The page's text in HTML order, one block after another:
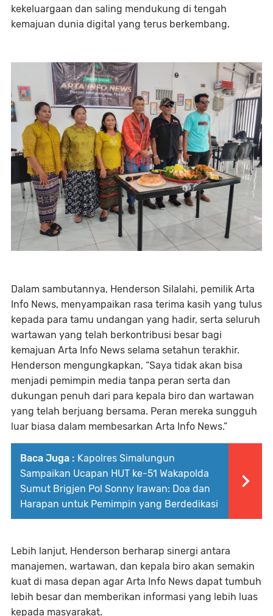
kekeluargaan dan saling mendukung di tengah
kemajuan dunia digital yang terus berkembang.
Dalam sambutannya, Henderson Silalahi, pemilik Arta
Info News, menyampaikan rasa terima kasih yang tulus
kepada para tamu undangan yang hadir, serta seluruh
wartawan yang telah berkontribusi besar bagi
kemajuan Arta Info News selama setahun terakhir.
Henderson mengungkapkan, “Saya tidak akan bisa
menjadi pemimpin media tanpa peran serta dan
dukungan penuh dari para kepala biro dan wartawan
yang telah berjuang bersama. Peran mereka sungguh
luar biasa dalam membesarkan Arta Info News.”
Baca Juga : Kapolres Simalungun
Sampaikan Ucapan HUT ke-51 Wakapolda
Sumut Brigjen Pol Sonny Irawan: Doa dan
Harapan untuk Pemimpin yang Berdedikasi
Lebih lanjut, Henderson berharap sinergi antara
manajemen, wartawan, dan kepala biro akan semakin
kuat di masa depan agar Arta Info News dapat tumbuh
lebih besar dan memberikan informasi yang lebih luas
kepada masyarakat.